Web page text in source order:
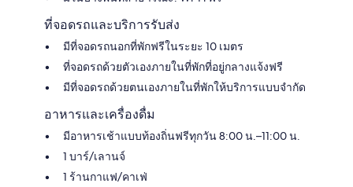
ที่จอดรถและบริการรับส่ง
มีที่จอดรถนอกที่พักฟรีในระยะ 10 เมตร
ที่จอดรถด้วยตัวเองภายในที่พักที่อยู่กลางแจ้งฟรี
มีที่จอดรถด้วยตนเองภายในที่พักให้บริการแบบจำกัด
อาหารและเครื่องดื่ม
มีอาหารเช้าแบบท้องถิ่นฟรีทุกวัน 8:00 น.–11:00 น.
1 บาร์/เลานจ์
1 ร้านกาแฟ/คาเฟ่